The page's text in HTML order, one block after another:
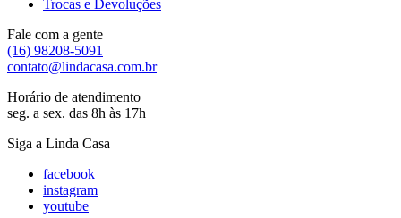
Trocas e Devoluções
Fale com a gente
(16) 98208-5091
contato@lindacasa.com.br
Horário de atendimento
seg. a sex. das 8h às 17h
Siga a Linda Casa
facebook
instagram
youtube